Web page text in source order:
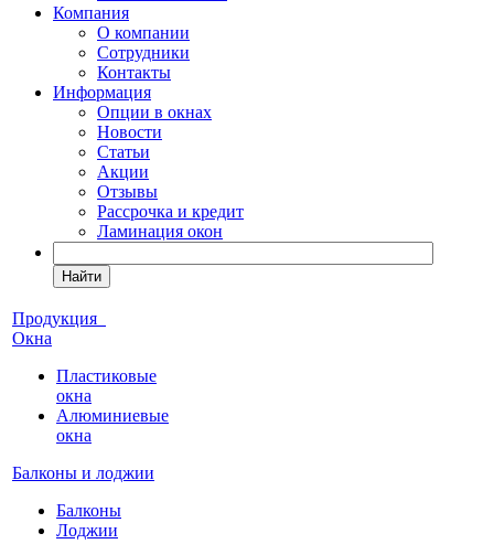
Компания
О компании
Сотрудники
Контакты
Информация
Опции в окнах
Новости
Статьи
Акции
Отзывы
Рассрочка и кредит
Ламинация окон
Найти
Продукция
Окна
Пластиковые
окна
Алюминиевые
окна
Балконы и лоджии
Балконы
Лоджии